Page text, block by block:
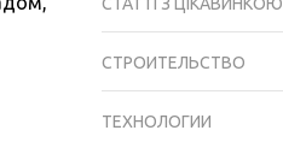
СТРОИТЕЛЬСТВО
ТЕХНОЛОГИИ